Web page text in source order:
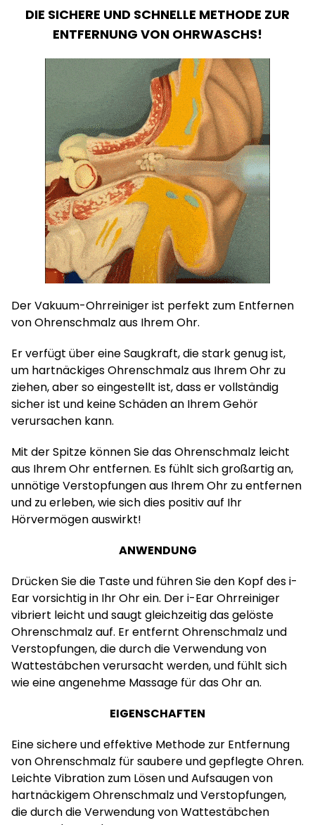
DIE SICHERE UND SCHNELLE METHODE ZUR
ENTFERNUNG VON OHRWASCHS!
Der Vakuum-Ohrreiniger ist perfekt zum Entfernen
von Ohrenschmalz aus Ihrem Ohr.
Er verfügt über eine Saugkraft, die stark genug ist,
um hartnäckiges Ohrenschmalz aus Ihrem Ohr zu
ziehen, aber so eingestellt ist, dass er vollständig
sicher ist und keine Schäden an Ihrem Gehör
verursachen kann.
Mit der Spitze können Sie das Ohrenschmalz leicht
aus Ihrem Ohr entfernen. Es fühlt sich großartig an,
unnötige Verstopfungen aus Ihrem Ohr zu entfernen
und zu erleben, wie sich dies positiv auf Ihr
Hörvermögen auswirkt!
ANWENDUNG
Drücken Sie die Taste und führen Sie den Kopf des i-
Ear vorsichtig in Ihr Ohr ein. Der i-Ear Ohrreiniger
vibriert leicht und saugt gleichzeitig das gelöste
Ohrenschmalz auf. Er entfernt Ohrenschmalz und
Verstopfungen, die durch die Verwendung von
Wattestäbchen verursacht werden, und fühlt sich
wie eine angenehme Massage für das Ohr an.
EIGENSCHAFTEN
Eine sichere und effektive Methode zur Entfernung
von Ohrenschmalz für saubere und gepflegte Ohren.
Leichte Vibration zum Lösen und Aufsaugen von
hartnäckigem Ohrenschmalz und Verstopfungen,
die durch die Verwendung von Wattestäbchen